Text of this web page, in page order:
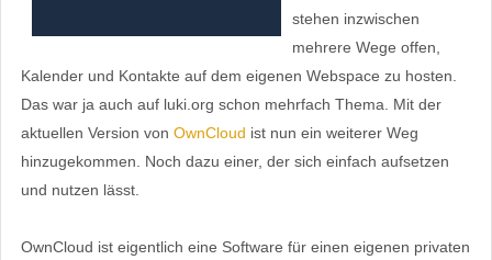
stehen inzwischen
mehrere Wege offen,
Kalender und Kontakte auf dem eigenen Webspace zu hosten.
Das war ja auch auf luki.org schon mehrfach Thema. Mit der
aktuellen Version von OwnCloud ist nun ein weiterer Weg
hinzugekommen. Noch dazu einer, der sich einfach aufsetzen
und nutzen lässt.
OwnCloud ist eigentlich eine Software für einen eigenen privaten